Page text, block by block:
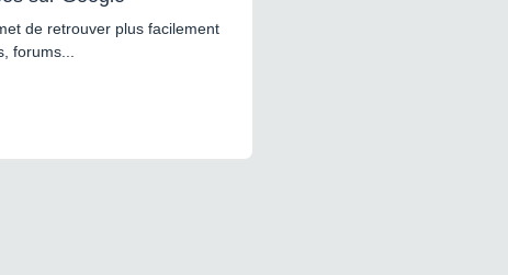
de retrouver plus facilement
forums...